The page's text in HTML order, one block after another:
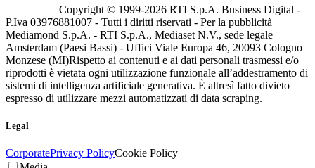
Copyright © 1999-2026 RTI S.p.A. Business Digital -
P.Iva 03976881007 - Tutti i diritti riservati - Per la pubblicità
Mediamond S.p.A. - RTI S.p.A., Mediaset N.V., sede legale
Amsterdam (Paesi Bassi) - Uffici Viale Europa 46, 20093 Cologno
Monzese (MI)Rispetto ai contenuti e ai dati personali trasmessi e/o
riprodotti è vietata ogni utilizzazione funzionale all’addestramento di
sistemi di intelligenza artificiale generativa. È altresì fatto divieto
espresso di utilizzare mezzi automatizzati di data scraping.
Legal
CorporatePrivacy PolicyCookie Policy